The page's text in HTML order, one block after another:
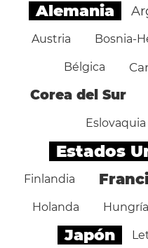
Alemania
Austria Bosnia-
Bélgica
Corea del Sur
Eslovaquia
Estados
Finlandia
Holanda Hungría
Japón